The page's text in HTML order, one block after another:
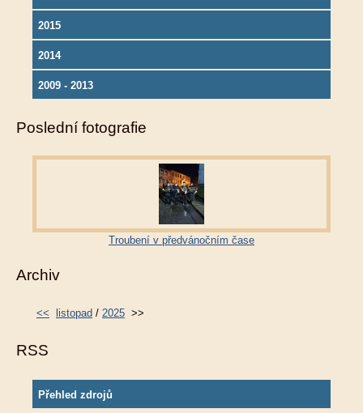
2015
2014
2009 - 2013
Poslední fotografie
Troubení v předvánočním čase
Archiv
<< listopad / 2025 >>
RSS
Přehled zdrojů